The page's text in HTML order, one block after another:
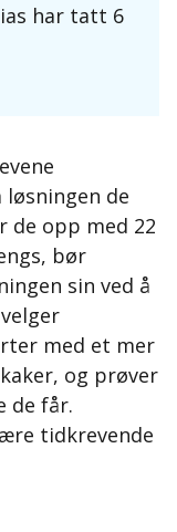
har tatt 6
de
opp med 22
bør
sin ved å
med et mer
og prøver
de får.
tidkrevende